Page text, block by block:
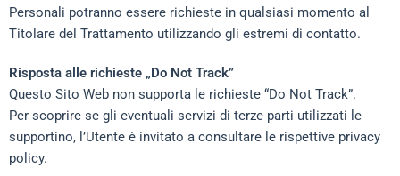
Personali potranno essere richieste in qualsiasi momento al
Titolare del Trattamento utilizzando gli estremi di contatto.
Risposta alle richieste „Do Not Track”
Questo Sito Web non supporta le richieste “Do Not Track”.
Per scoprire se gli eventuali servizi di terze parti utilizzati le
supportino, l’Utente è invitato a consultare le rispettive privacy
policy.